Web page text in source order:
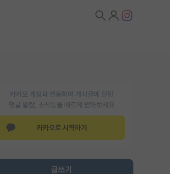
카카오 계정과 연동하여 게시글에 달린
댓글 알람, 소식등을 빠르게 받아보세요
카카오로 시작하기
글쓰기